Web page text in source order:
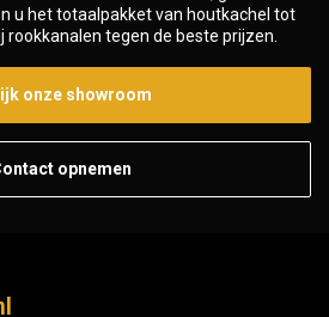
u het totaalpakket van houtkachel tot
rookkanalen tegen de beste prijzen.
onze showroom
opnemen